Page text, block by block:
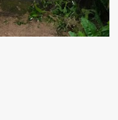
ᵭược ᵭḕ xuất. Đṓi